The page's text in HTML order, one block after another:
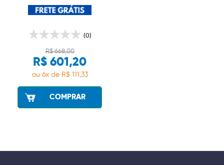
(0)
R$ 668,00
R$ 601,20
ou 6x de R$ 111,33
COMPRAR